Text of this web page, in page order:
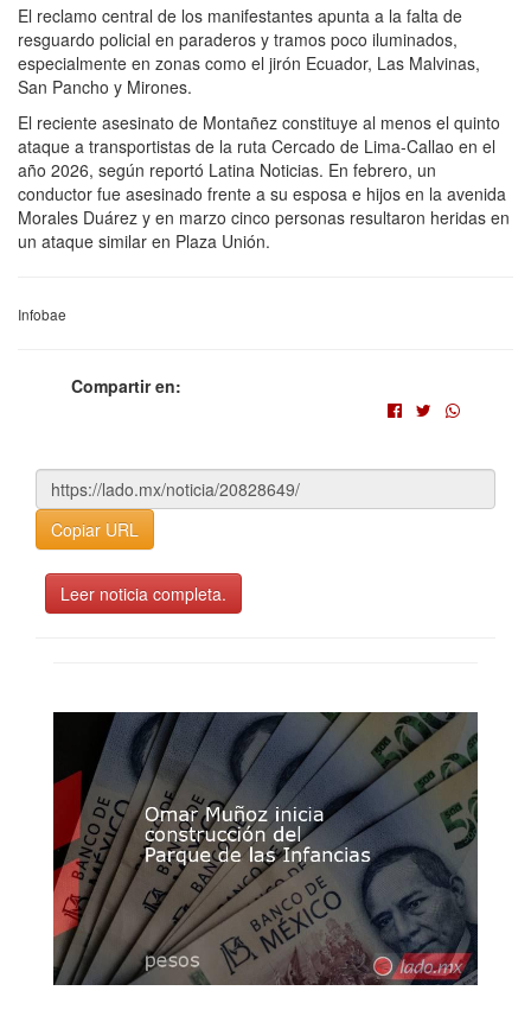
El reclamo central de los manifestantes apunta a la falta de
resguardo policial en paraderos y tramos poco iluminados,
especialmente en zonas como el jirón Ecuador, Las Malvinas,
San Pancho y Mirones.
El reciente asesinato de Montañez constituye al menos el quinto
ataque a transportistas de la ruta Cercado de Lima-Callao en el
año 2026, según reportó Latina Noticias. En febrero, un
conductor fue asesinado frente a su esposa e hijos en la avenida
Morales Duárez y en marzo cinco personas resultaron heridas en
un ataque similar en Plaza Unión.
Infobae
Compartir en:
Copiar URL
Leer noticia completa.